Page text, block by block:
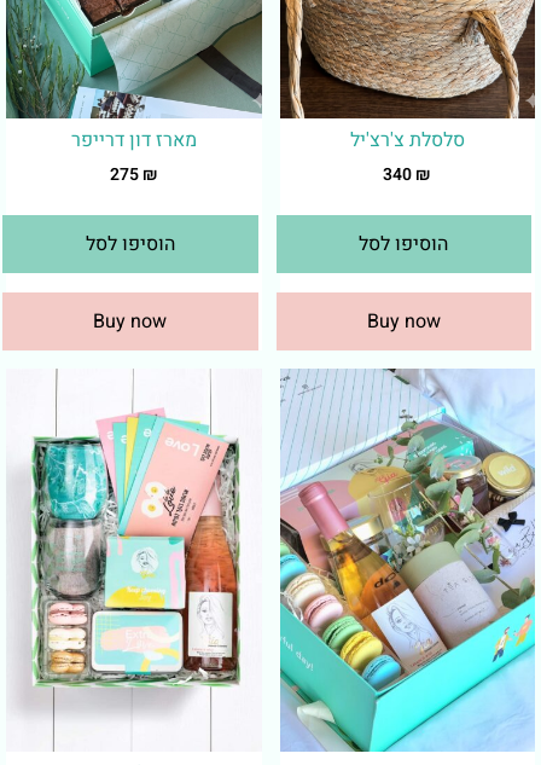
סלסלת צ'רצ'יל
340₪
הוסיפו לסל
Buy now
מארז דון דרייפר
275₪
הוסיפו לסל
Buy now